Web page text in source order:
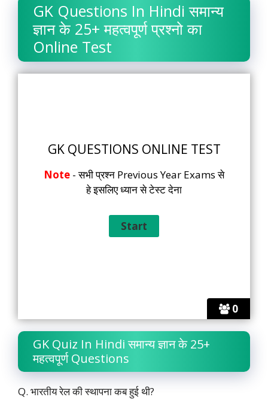
GK Questions In Hindi समान्य
ज्ञान के 25+ महत्वपूर्ण प्रश्नो का
Online Test
0
GK QUESTIONS ONLINE TEST
Note - सभी प्रश्न Previous Year Exams से
हे इसलिए ध्यान से टेस्ट देना
GK Quiz In Hindi समान्य ज्ञान के 25+
महत्वपूर्ण Questions
Q. भारतीय रेल की स्थापना कब हुई थी?